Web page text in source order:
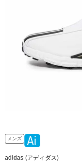
メンズ
adidas (アディダス)